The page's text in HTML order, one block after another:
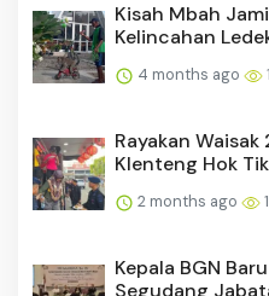
Kisah Mbah
Kelincahan
4 months ago
Rayakan Waisak
Klenteng Hok Tik
2 months ago
Kepala BGN
Segudang